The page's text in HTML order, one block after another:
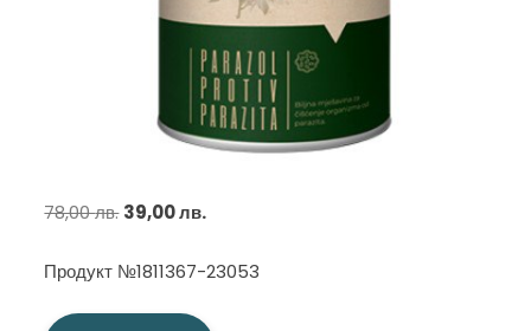
78,00лв. Original
was:
78,00 лв..
39,00лв.Текущата
е:
Продукт №1811367-23053